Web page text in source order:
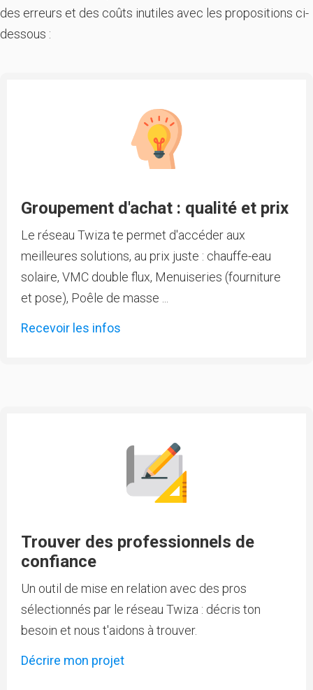
des erreurs et des coûts inutiles avec les propositions ci-
dessous :
Groupement d'achat : qualité et prix
Le réseau Twiza te permet d'accéder aux
meilleures solutions, au prix juste : chauffe-eau
solaire, VMC double flux, Menuiseries (fourniture
et pose), Poêle de masse ...
Recevoir les infos
Trouver des professionnels de
confiance
Un outil de mise en relation avec des pros
sélectionnés par le réseau Twiza : décris ton
besoin et nous t'aidons à trouver.
Décrire mon projet